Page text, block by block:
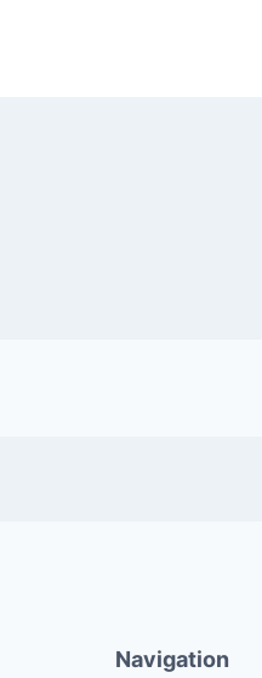
Navigation